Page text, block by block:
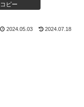
コピー
2024.05.03 2024.07.18